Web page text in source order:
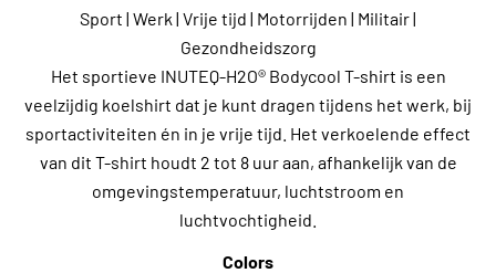
Sport | Werk | Vrije tijd | Motorrijden | Militair |
Gezondheidszorg
Het sportieve INUTEQ-H2O® Bodycool T-shirt is een
veelzijdig koelshirt dat je kunt dragen tijdens het werk, bij
sportactiviteiten én in je vrije tijd. Het verkoelende effect
van dit T-shirt houdt 2 tot 8 uur aan, afhankelijk van de
omgevingstemperatuur, luchtstroom en
luchtvochtigheid.
Colors